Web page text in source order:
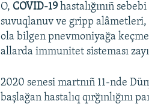
O, COVID-19 hastalığınıñ
suvuqlanuv ve gripp alâmetleri,
ola bilgen pnevmoniyağa
allarda immunitet sisteması
2020 senesi martnıñ 11-nde
başlağan hastalıq qırğınlığını